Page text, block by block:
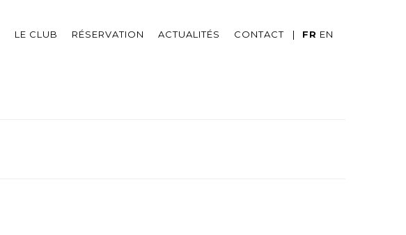
LE CLUB RÉSERVATION ACTUALITÉS CONTACT FR EN